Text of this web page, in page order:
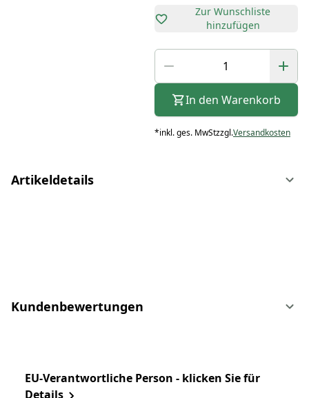
Zur Wunschliste
hinzufügen
In den Warenkorb
*inkl. ges. MwStzzgl.Versandkosten
Artikeldetails
Kundenbewertungen
EU-Verantwortliche Person - klicken Sie für
Details